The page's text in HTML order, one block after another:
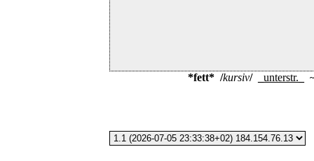
*fett* /kursiv/ unterstr. ~